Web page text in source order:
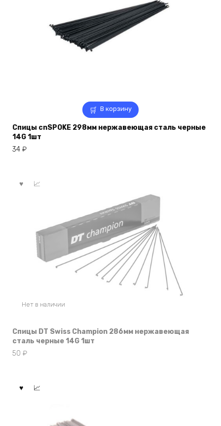
В корзину
Спицы cnSPOKE 298мм нержавеющая сталь черные
14G 1шт
34 ₽
Нет в наличии
Спицы DT Swiss Champion 286мм нержавеющая
сталь черные 14G 1шт
50 ₽